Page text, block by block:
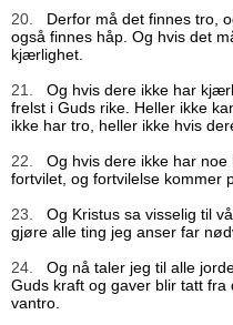
20.
Derfor må det finnes tro,
også finnes håp. Og hvis det
kjærlighet.
21.
Og hvis dere ikke har
frelst i Guds rike. Heller ikke
ikke har tro, heller ikke hvis
22.
Og hvis dere ikke har
fortvilet, og fortvilelse kommer
23.
Og Kristus sa visselig til
gjøre alle ting jeg anser far
24.
Og nå taler jeg til alle
Guds kraft og gaver blir tatt
vantro.